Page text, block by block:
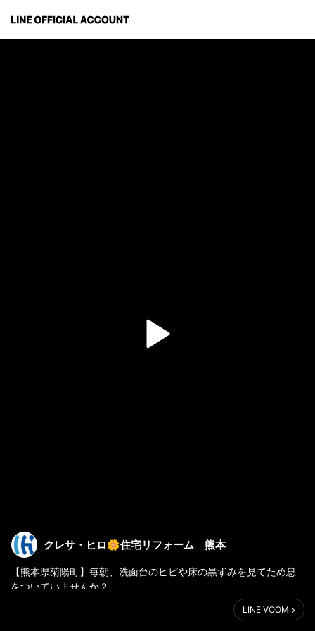
クレサ・ヒロ🌼住宅リフォーム 熊本
【熊本県菊陽町】毎朝、洗面台のヒビや床の黒ずみを見てため息
をついていませんか？
築年数が経った古い洗面所も、ホテルみたいな最新空間に大激変
LINE VOOM